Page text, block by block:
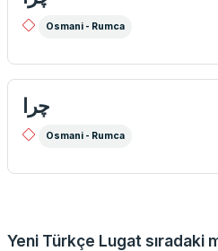
Osmani - Rumca
چرا
Osmani - Rumca
Yeni Türkçe Lugat sıradaki